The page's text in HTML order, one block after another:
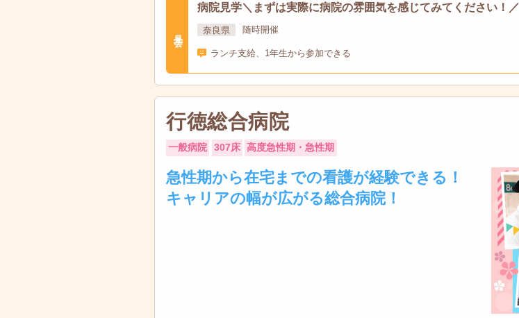
病院見学＼まずは実際に病院の雰囲気を感じてみてください！／
奈良県 随時開催
ランチ支給、1年生から参加できる
行徳総合病院
一般病院 307床 高度急性期・急性期
急性期から在宅までの看護が経験できる！
キャリアの幅が広がる総合病院！